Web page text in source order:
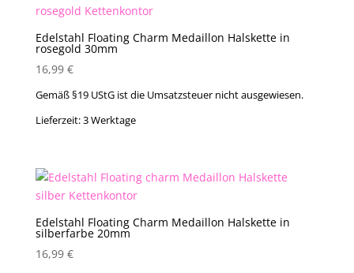
Edelstahl Floating Charm Medaillon Halskette in
rosegold 30mm
16,99 €
Gemäß §19 UStG ist die Umsatzsteuer nicht ausgewiesen.
Lieferzeit:3 Werktage
Edelstahl Floating Charm Medaillon Halskette in
silberfarbe 20mm
16,99 €